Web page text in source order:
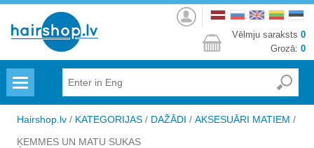
Autorizēties
Vēlmju saraksts 0
Grozā: 0
Hairshop.lv / KATEGORIJAS / DAŽĀDI / AKSESUĀRI MATIEM /
ĶEMMES UN MATU SUKAS